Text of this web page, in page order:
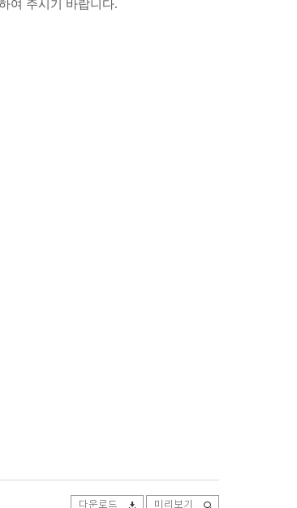
여 주시기 바랍니다.
다운로드 미리보기